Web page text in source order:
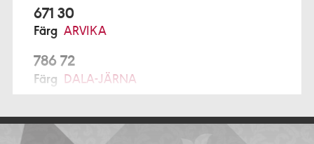
671 30
Färg ARVIKA
786 72
Färg DALA-JÄRNA
Prochroma AB Alcro Studio FALUN